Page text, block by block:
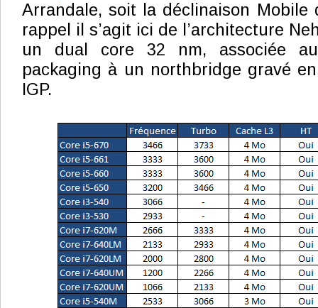
Arrandale, soit la déclinaison Mobile
rappel il s’agit ici de l’architecture
un dual core 32 nm, associée
packaging à un northbridge gravé
IGP.